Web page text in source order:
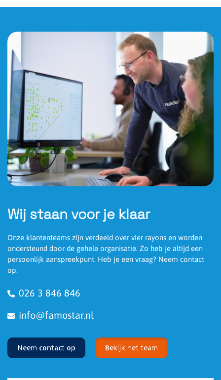
Wij staan voor je klaar
Onze klantenteams zijn verdeeld over vier rayons en worden
ondersteund door de gehele organisatie. Zo heb je altijd een
persoonlijk aanspreekpunt. Heb je een vraag? Neem contact
op.
026 3 846 846
info@famostar.nl
Neem contact op Bekijk het team